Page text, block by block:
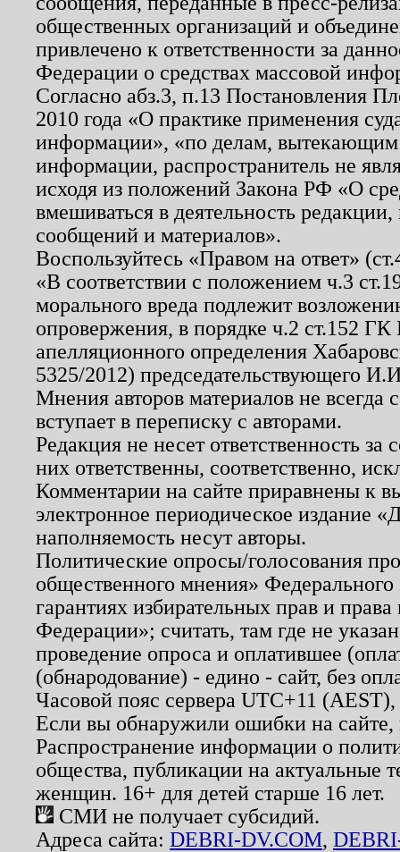
общественных организаций и
привлечено к ответственности за
Федерации о средствах массовой
Согласно абз.3, п.13 Постановления
2010 года «О практике применения
информации», «по делам, вытекающим
информации, распространитель не
исходя из положений Закона РФ «О
вмешиваться в деятельность
сообщений и материалов».
Воспользуйтесь «Правом на ответ»
«В соответствии с положением ч.3
морального вреда подлежит
опровержения, в порядке ч.2 ст.152
апелляционного определения
5325/2012) председательствующего
Мнения авторов материалов не
вступает в переписку с авторами.
Редакция не несет ответственность
них ответственны, соответственно,
Комментарии на сайте приравнены к
электронное периодическое издание
наполняемость несут авторы.
Политические опросы/голосования
общественного мнения»
гарантиях избирательных прав и
Федерации»; считать, там где не
проведение опроса и оплатившее
(обнародование) - едино - сайт, без
Часовой пояс сервера UTC+11
Если вы обнаружили ошибки на
Распространение информации о
общества, публикации на актуальные
женщин. 16+ для детей старше 16 лет.
СМИ не получает субсидий.
Адреса сайта: DEBRI-DV.COM,